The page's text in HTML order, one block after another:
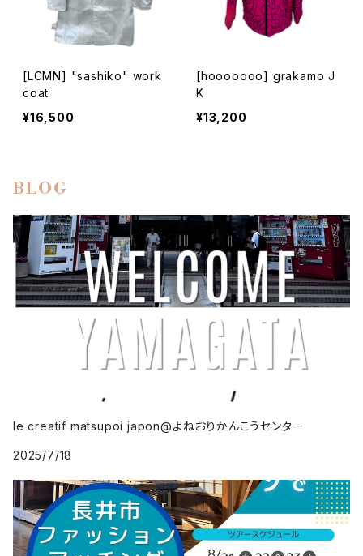
[LCMN] "sashiko" work
coat
¥16,500
[hooooooo] grakamo J
K
¥13,200
BLOG
le creatif matsupoi japon@よねおりかんこうセンター
2025/7/18